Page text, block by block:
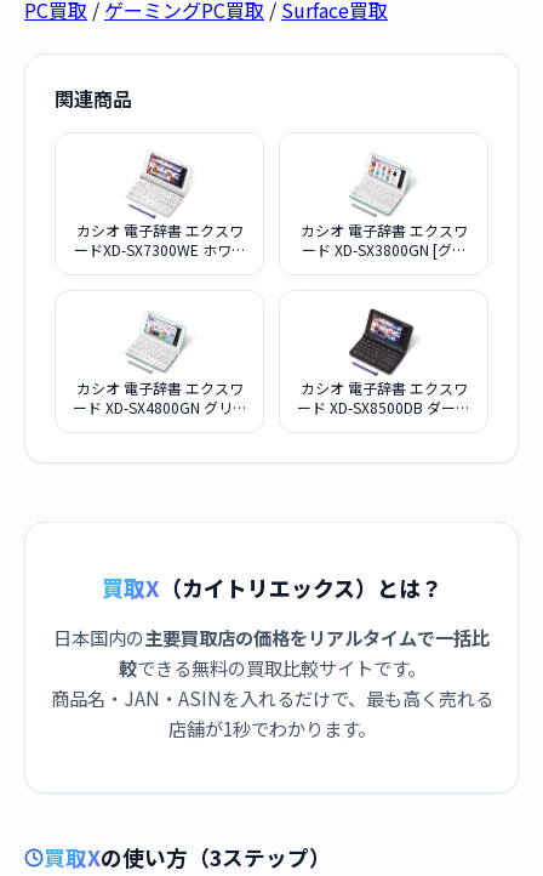
PC買取 / ゲーミングPC買取 / Surface買取
関連商品
カシオ 電子辞書 エクスワ
ードXD-SX7300WE ホワイ
カシオ 電子辞書 エクスワ
ード XD-SX3800GN [グリ
カシオ 電子辞書 エクスワ
ード XD-SX4800GN グリー
カシオ 電子辞書 エクスワ
ード XD-SX8500DB ダーク
買取X （カイトリエックス）とは？
日本国内の主要買取店の価格をリアルタイムで一括比
較できる無料の買取比較サイトです。
商品名・JAN・ASINを入れるだけで、最も高く売れる
店舗が1秒でわかります。
買取Xの使い方（3ステップ）